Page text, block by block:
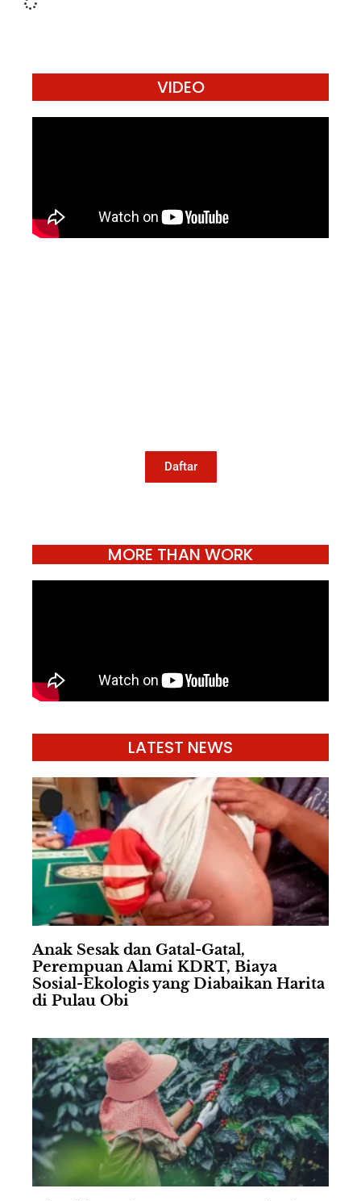
VIDEO
Daftar
MORE THAN WORK
LATEST NEWS
Anak Sesak dan Gatal-Gatal,
Perempuan Alami KDRT, Biaya
Sosial-Ekologis yang Diabaikan Harita
di Pulau Obi